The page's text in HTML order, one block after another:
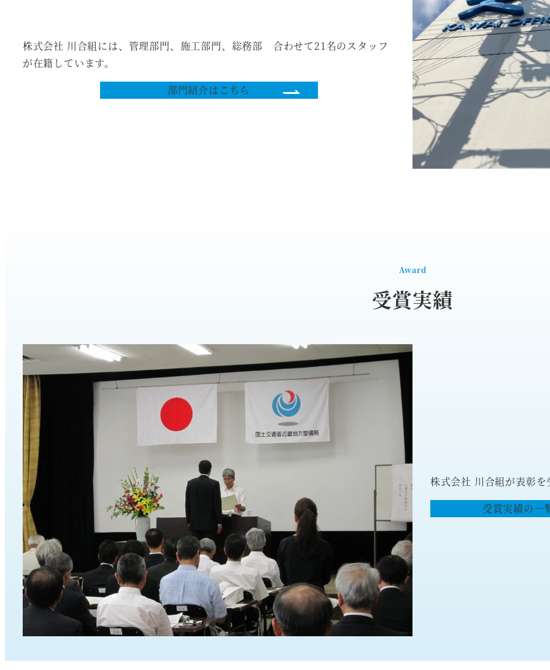
株式会社 川合組には、管理部門、施工部門、総務部 合わせて21名のスタッフ
が在籍しています。
部門紹介はこちら
Award
受賞実績
株式会社 川合組が表彰
受賞実績の一